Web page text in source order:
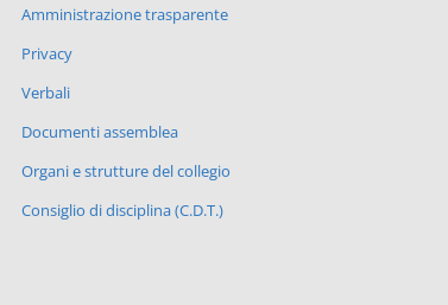
Amministrazione trasparente
Privacy
Verbali
Documenti assemblea
Organi e strutture del collegio
Consiglio di disciplina (C.D.T.)